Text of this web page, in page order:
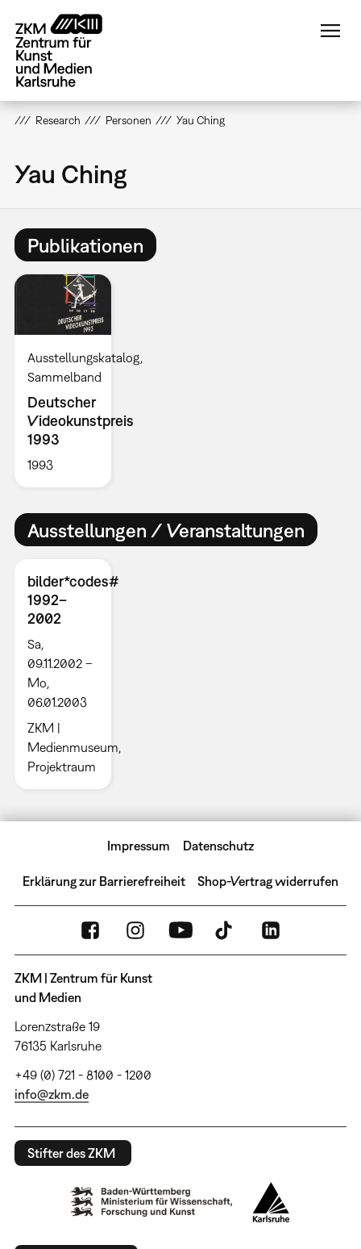
zum
Inhalt
Research Personen Yau Ching
Yau Ching
Publikationen
Ausstellungskatalog
Sammelband
Deutscher
Videokunstpreis
1993
1993
Ausstellungen / Veranstaltungen
bilder*codes#
1992–
2002
Sa,
09.11.2002 –
Mo,
06.01.2003
ZKM |
Medienmuseum,
Projektraum
Impressum Datenschutz
Erklärung zur Barrierefreiheit Shop-Vertrag widerrufen
ZKM | Zentrum für Kunst
und Medien
Lorenzstraße 19
76135 Karlsruhe
+49 (0) 721 - 8100 - 1200
info@zkm.de
Stifter des ZKM